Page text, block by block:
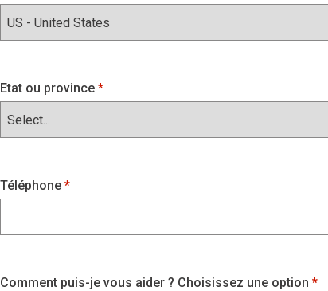
Etat ou province
Téléphone
Comment puis-je vous aider ? Choisissez une option